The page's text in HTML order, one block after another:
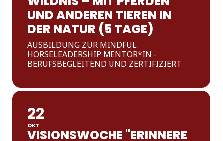
UND ANDEREN TIEREN IN
DER NATUR (5 TAGE)
AUSBILDUNG ZUR MINDFUL
HORSELEADERSHIP MENTOR*IN -
BERUFSBEGLEITEND UND ZERTIFIZIERT
22
OKT
VISIONSWOCHE "ERINNERE